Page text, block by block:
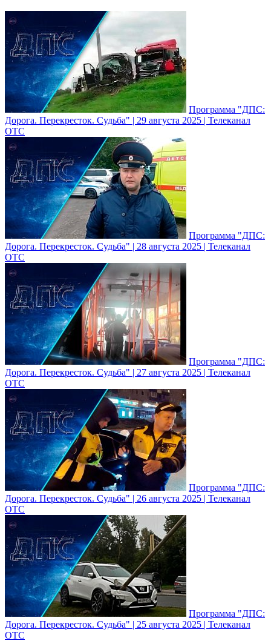
Программа "ДПС:
Дорога. Перекресток. Судьба" | 29 августа 2025 | Телеканал
ОТС
Программа "ДПС:
Дорога. Перекресток. Судьба" | 28 августа 2025 | Телеканал
ОТС
Программа "ДПС:
Дорога. Перекресток. Судьба" | 27 августа 2025 | Телеканал
ОТС
Программа "ДПС:
Дорога. Перекресток. Судьба" | 26 августа 2025 | Телеканал
ОТС
Программа "ДПС:
Дорога. Перекресток. Судьба" | 25 августа 2025 | Телеканал
ОТС